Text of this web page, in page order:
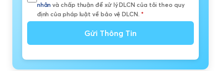
nhân và chấp thuận để xử lý DLCN của tôi theo quy
định của pháp luật về bảo vệ DLCN. *
Gửi Thông Tin